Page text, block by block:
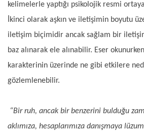
kelimelerle yaptığı psikolojik resmi
İkinci olarak aşkın ve iletişimin boyutu
iletişim biçimidir ancak sağlam bir
baz alınarak ele alınabilir. Eser
karakterinin üzerinde ne gibi etkilere
gözlemlenebilir.
“Bir ruh, ancak bir benzerini bulduğu
aklımıza, hesaplarımıza danışmaya